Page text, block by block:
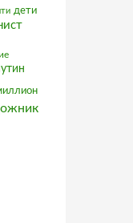
дети